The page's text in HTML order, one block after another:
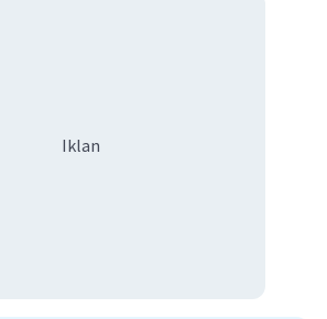
Iklan